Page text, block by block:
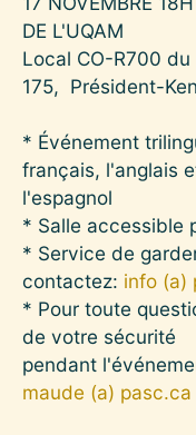
DE L'UQAM
Local CO-R700
175, Président-
* Événement
français, l'anglais
l'espagnol
* Salle accessible
* Service de
contactez: info (a)
* Pour toute
de votre sécurité
pendant
maude (a) pasc.ca